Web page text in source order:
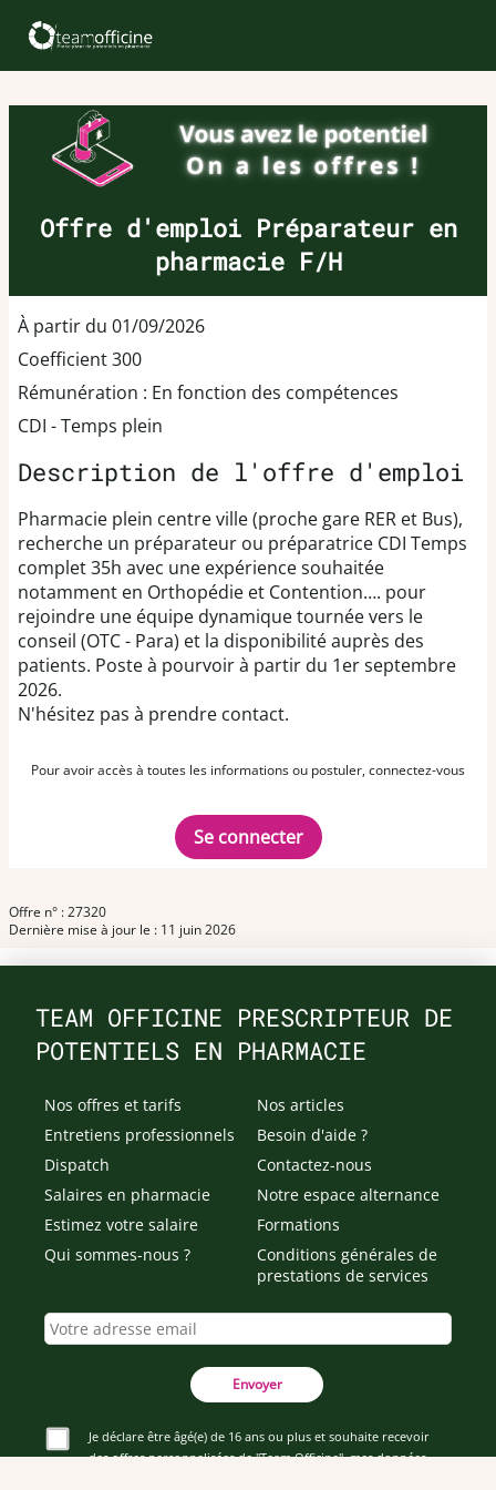
Offre d'emploi Préparateur en
pharmacie F/H
À partir du 01/09/2026
Coefficient 300
Rémunération : En fonction des compétences
CDI - Temps plein
Description de l'offre d'emploi
Pharmacie plein centre ville (proche gare RER et Bus),
recherche un préparateur ou préparatrice CDI Temps
complet 35h avec une expérience souhaitée
notamment en Orthopédie et Contention…. pour
rejoindre une équipe dynamique tournée vers le
conseil (OTC - Para) et la disponibilité auprès des
patients. Poste à pourvoir à partir du 1er septembre
2026.
N'hésitez pas à prendre contact.
Pour avoir accès à toutes les informations ou postuler, connectez-vous
Se connecter
Offre n° : 27320
Dernière mise à jour le : 11 juin 2026
TEAM OFFICINE PRESCRIPTEUR DE
POTENTIELS EN PHARMACIE
Nos offres et tarifs
Entretiens professionnels
Dispatch
Salaires en pharmacie
Estimez votre salaire
Qui sommes-nous ?
Nos articles
Besoin d'aide ?
Contactez-nous
Notre espace alternance
Formations
Conditions générales de
prestations de services
Envoyer
Je déclare être âgé(e) de 16 ans ou plus et souhaite recevoir
des offres personnalisées de "Team Officine", mes données